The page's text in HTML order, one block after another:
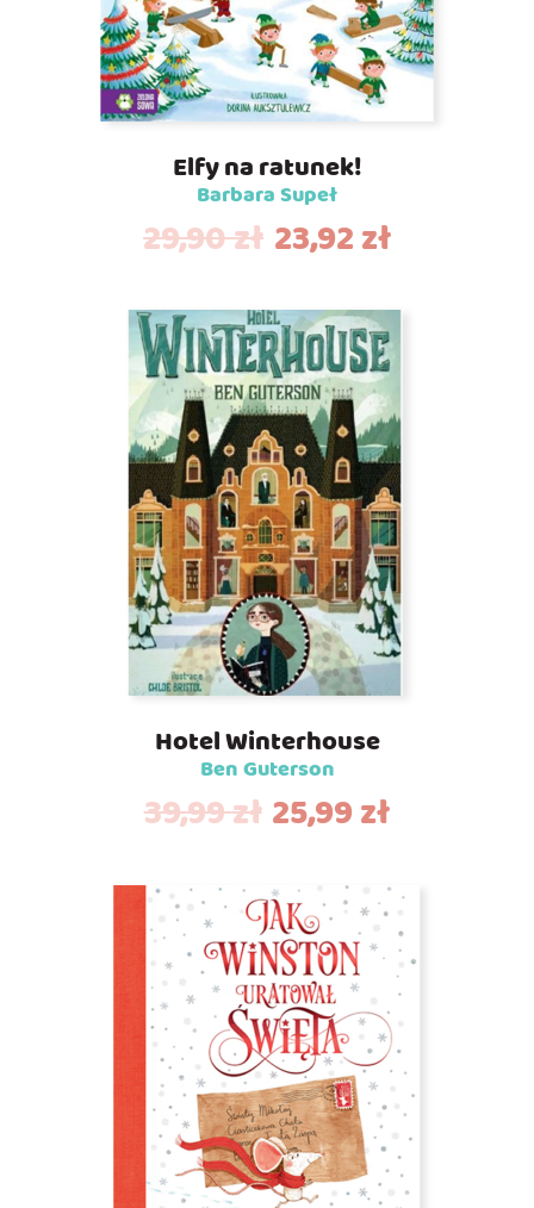
Elfy na ratunek!
Barbara Supeł
29,90zł 23,92zł
Hotel Winterhouse
Ben Guterson
39,99zł 25,99zł